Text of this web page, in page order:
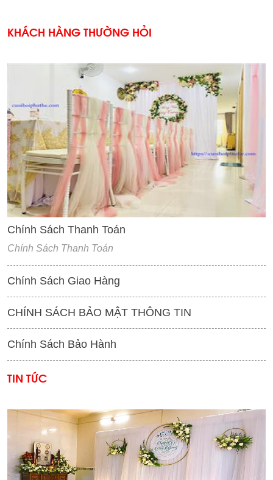
KHÁCH HÀNG THƯỜNG HỎI
'
Chính Sách Thanh Toán
Chính Sách Thanh Toán
Chính Sách Giao Hàng
CHÍNH SÁCH BẢO MẬT THÔNG TIN
Chính Sách Bảo Hành
TIN TỨC